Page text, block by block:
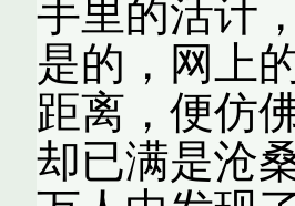
手里的活计
是的，网上
距离，便仿
却已满是沧